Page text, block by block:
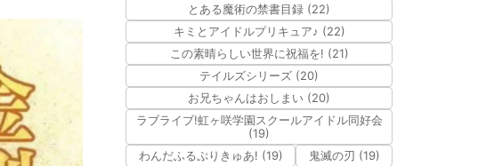
とある魔術の禁書目録 (22)
キミとアイドルプリキュア♪ (22)
この素晴らしい世界に祝福を! (21)
テイルズシリーズ (20)
お兄ちゃんはおしまい (20)
ラブライブ!虹ヶ咲学園スクールアイドル同好会
(19)
わんだふるぷりきゅあ! (19)
鬼滅の刃 (19)